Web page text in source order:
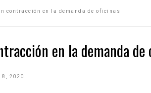
contracción en la demanda de oficinas
en la demanda de
8, 2020